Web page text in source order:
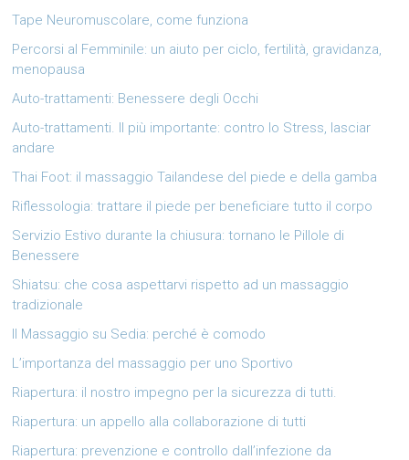
Tape Neuromuscolare, come funziona
Percorsi al Femminile: un aiuto per ciclo, fertilità, gravidanza,
menopausa
Auto-trattamenti: Benessere degli Occhi
Auto-trattamenti. Il più importante: contro lo Stress, lasciar
andare
Thai Foot: il massaggio Tailandese del piede e della gamba
Riflessologia: trattare il piede per beneficiare tutto il corpo
Servizio Estivo durante la chiusura: tornano le Pillole di
Benessere
Shiatsu: che cosa aspettarvi rispetto ad un massaggio
tradizionale
Il Massaggio su Sedia: perché è comodo
L’importanza del massaggio per uno Sportivo
Riapertura: il nostro impegno per la sicurezza di tutti.
Riapertura: un appello alla collaborazione di tutti
Riapertura: prevenzione e controllo dall’infezione da